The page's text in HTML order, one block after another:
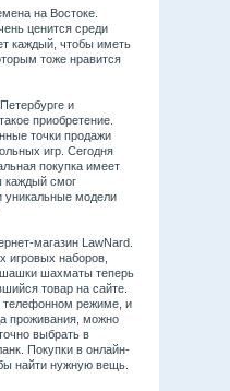
на Востоке.
ценится среди
каждый, чтобы иметь
тоже нравится
и
приобретение.
точки продажи
игр. Сегодня
покупка имеет
каждый смог
уникальные модели
магазин LawNard.
игровых наборов,
шашки шахматы теперь
товар на сайте.
телефонном режиме, и
проживания, можно
выбрать в
Покупки в онлайн-
найти нужную вещь.